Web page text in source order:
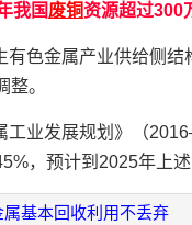
我国 废铜资源超过300
有色金属产业供给侧
整。
工业发展规划》（
，预计到2025年上
属基本回收利用不丢弃